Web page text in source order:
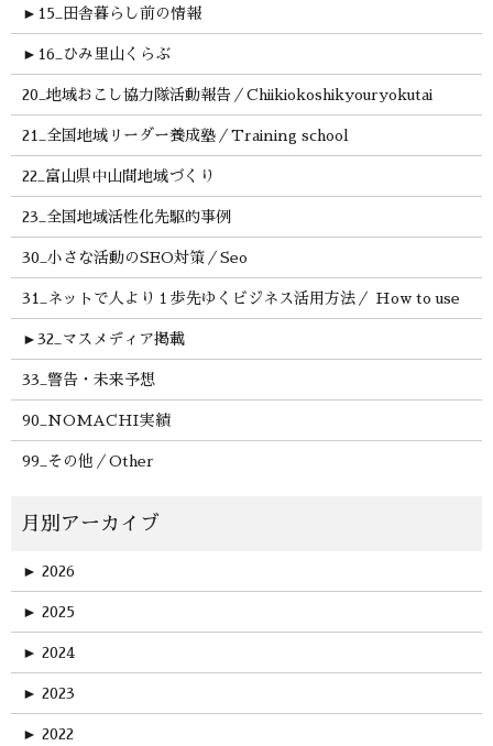
► 15_田舎暮らし前の情報
► 16_ひみ里山くらぶ
20_地域おこし協力隊活動報告／Chiikiokoshikyouryokutai
21_全国地域リーダー養成塾／Training school
22_富山県中山間地域づくり
23_全国地域活性化先駆的事例
30_小さな活動のSEO対策／Seo
31_ネットで人より１歩先ゆくビジネス活用方法／ How to use
► 32_マスメディア掲載
33_警告・未来予想
90_NOMACHI実績
99_その他／Other
► 2026
► 2025
► 2024
► 2023
► 2022